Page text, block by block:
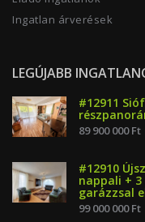
Ingatlan árverések
LEGÚJABB
#12911
89 900 000 Ft
#12910
nappali +
garázzsal
99 000 000 Ft